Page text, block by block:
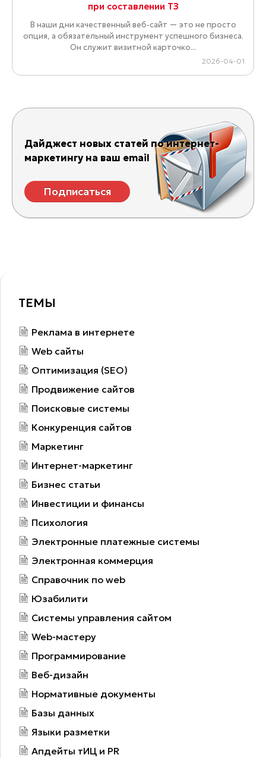
при составлении ТЗ
В наши дни качественный веб-сайт — это не просто
опция, а обязательный инструмент успешного бизнеса.
Он служит визитной карточко...
2026-04-01
Дайджест новых статей по интернет-
маркетингу на ваш email
Подписаться
ТЕМЫ
Реклама в интернете
Web сайты
Оптимизация (SEO)
Продвижение сайтов
Поисковые системы
Конкуренция сайтов
Маркетинг
Интернет-маркетинг
Бизнес статьи
Инвестиции и финансы
Психология
Электронные платежные системы
Электронная коммерция
Справочник по web
Юзабилити
Системы управления сайтом
Web-мастеру
Программирование
Веб-дизайн
Нормативные документы
Базы данных
Языки разметки
Апдейты тИЦ и PR